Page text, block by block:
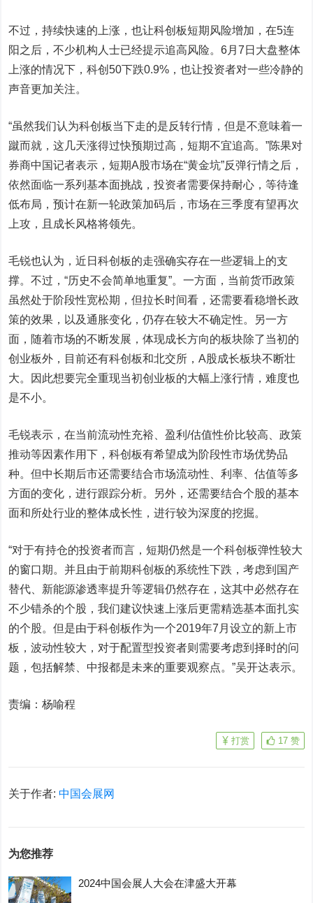
不过，持续快速的上涨，也让科创板短期风险增加，在5连
阳之后，不少机构人士已经提示追高风险。6月7日大盘整体
上涨的情况下，科创50下跌0.9%，也让投资者对一些冷静的
声音更加关注。
“虽然我们认为科创板当下走的是反转行情，但是不意味着一
蹴而就，这几天涨得过快预期过高，短期不宜追高。”陈果对
券商中国记者表示，短期A股市场在“黄金坑”反弹行情之后，
依然面临一系列基本面挑战，投资者需要保持耐心，等待逢
低布局，预计在新一轮政策加码后，市场在三季度有望再次
上攻，且成长风格将领先。
毛锐也认为，近日科创板的走强确实存在一些逻辑上的支
撑。不过，“历史不会简单地重复”。一方面，当前货币政策
虽然处于阶段性宽松期，但拉长时间看，还需要看稳增长政
策的效果，以及通胀变化，仍存在较大不确定性。另一方
面，随着市场的不断发展，体现成长方向的板块除了当初的
创业板外，目前还有科创板和北交所，A股成长板块不断壮
大。因此想要完全重现当初创业板的大幅上涨行情，难度也
是不小。
毛锐表示，在当前流动性充裕、盈利/估值性价比较高、政策
推动等因素作用下，科创板有希望成为阶段性市场优势品
种。但中长期后市还需要结合市场流动性、利率、估值等多
方面的变化，进行跟踪分析。另外，还需要结合个股的基本
面和所处行业的整体成长性，进行较为深度的挖掘。
“对于有持仓的投资者而言，短期仍然是一个科创板弹性较大
的窗口期。并且由于前期科创板的系统性下跌，考虑到国产
替代、新能源渗透率提升等逻辑仍然存在，这其中必然存在
不少错杀的个股，我们建议快速上涨后更需精选基本面扎实
的个股。但是由于科创板作为一个2019年7月设立的新上市
板，波动性较大，对于配置型投资者则需要考虑到择时的问
题，包括解禁、中报都是未来的重要观察点。”吴开达表示。
责编：杨喻程
17 赞
打赏
关于作者:中国会展网
为您推荐
2024中国会展人大会在津盛大开幕